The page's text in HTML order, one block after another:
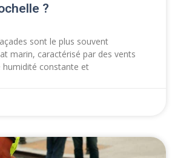
?
sont le plus souvent
marin, caractérisé par des vents
humidité constante et